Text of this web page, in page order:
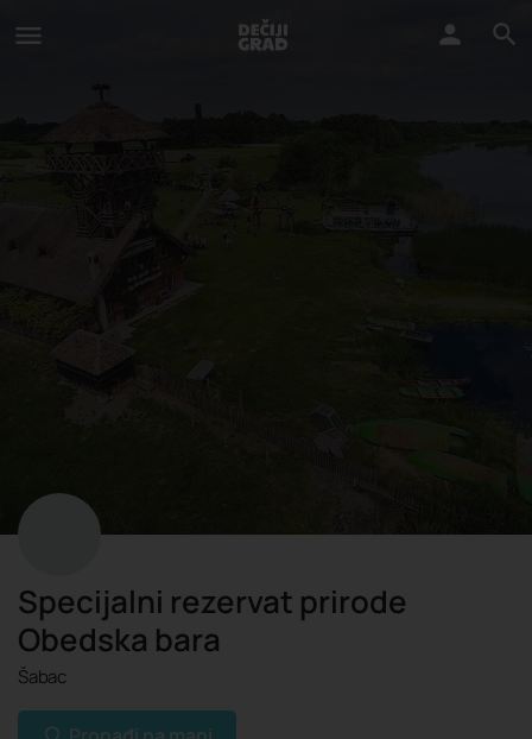
Specijalni rezervat prirode
Obedska bara
Šabac